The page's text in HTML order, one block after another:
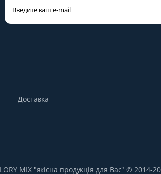
Доставка
MIX "якісна продукція для Вас" © 2014-